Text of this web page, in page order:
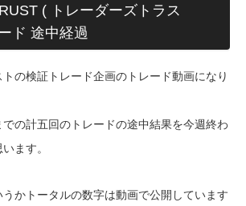
( トレーダーズトラス
ド 途中経過
トの検証トレード企画のトレード動画になり
の計五回のトレードの途中結果を今週終わ
ます。
かトータルの数字は動画で公開しています